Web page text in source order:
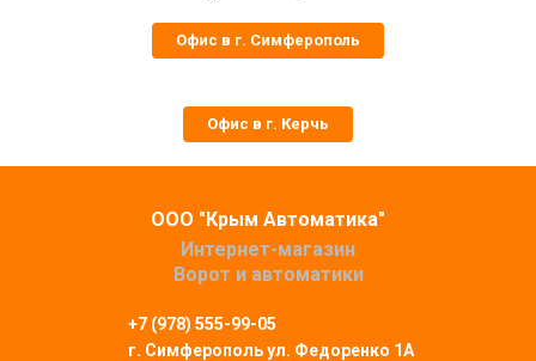
Офис в г. Симферополь
Офис в г. Керчь
ООО "Крым Автоматика"
Интернет-магазин
Ворот и автоматики
+7 (978) 555-99-05
г. Симферопольул. Федоренко 1А